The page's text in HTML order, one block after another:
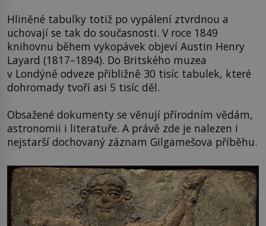
Hliněné tabulky totiž po vypálení ztvrdnou a
uchovají se tak do současnosti. V roce 1849
knihovnu během vykopávek objeví Austin Henry
Layard (1817–1894). Do Britského muzea
v Londýně odveze přibližně 30 tisíc tabulek, které
dohromady tvoří asi 5 tisíc děl.
Obsažené dokumenty se věnují přírodním vědám,
astronomii i literatuře. A právě zde je nalezen i
nejstarší dochovaný záznam Gilgamešova příběhu.